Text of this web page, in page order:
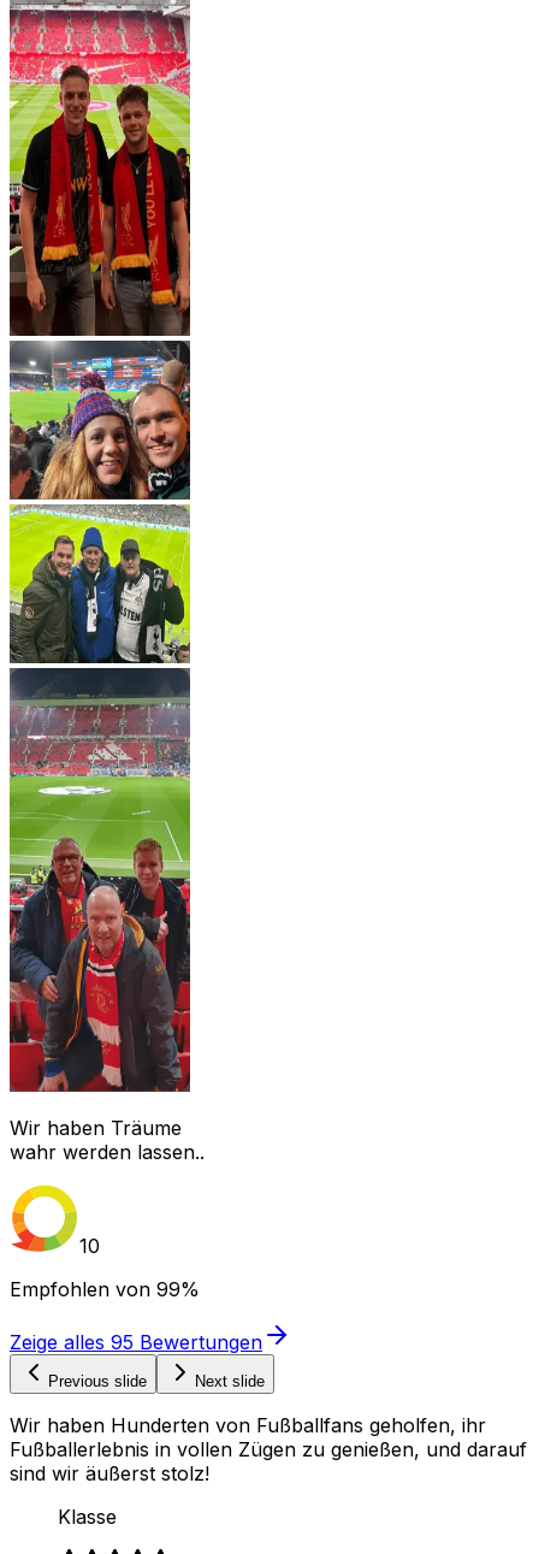
Wir haben Träume
wahr werden lassen..
10
Empfohlen von 99%
Zeige alles 95 Bewertungen
Previous slide Next slide
Wir haben Hunderten von Fußballfans geholfen, ihr
Fußballerlebnis in vollen Zügen zu genießen, und darauf
sind wir äußerst stolz!
Klasse